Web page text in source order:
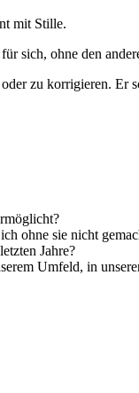
mit Stille.
sich, ohne den
zu korrigieren. Er
ohne sie nicht
Jahre?
Umfeld, in